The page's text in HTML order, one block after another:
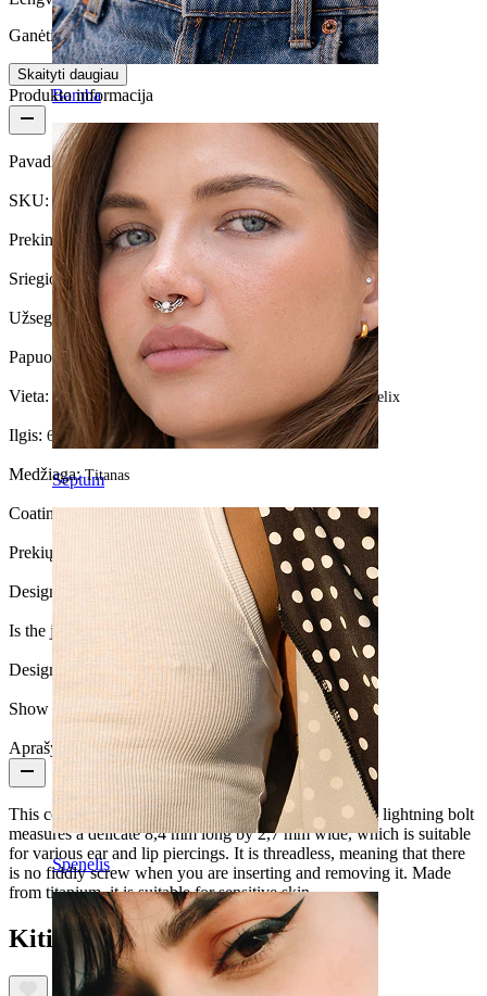
Bamba
Septum
Spenelis
Ganėtinai lengvas
Skaityti daugiau
Produkto informacija
Pavadinimas: Žaibo formos labret auskaras iš titano
SKU:Labret-201
Prekinis ženklas:Bodymod Trend
Sriegio storis: 1,2 mm
Užsegimo tipas: Įstumiamas (Push-In)
Papuošalo tipas: Labret, Plokščia nugarėle
Vieta: Tragus, Kaušelis, Helix, Vidinis kaušelis, Priekinis helix
Ilgis: 6 mm
Medžiaga:Titanas
Coating type: PVD padengimas
Prekių kiekis:
Design: Lightning
Is the jewelry coated?: Yes, the whole jewelry
Design Height: 5.2 mm.
Show pair option:Taip
Aprašymas
This cool labret is in the shape of a lightning bolt. The lightning bolt
measures a delicate 8,4 mm long by 2,7 mm wide, which is suitable
for various ear and lip piercings. It is threadless, meaning that there
is no fiddly screw when you are inserting and removing it. Made
from titanium, it is suitable for sensitive skin.
Kiti taip pat įsigijo